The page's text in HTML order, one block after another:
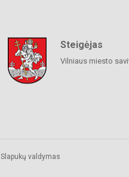
Steigėjas
Vilniaus miesto
Slapukų valdymas